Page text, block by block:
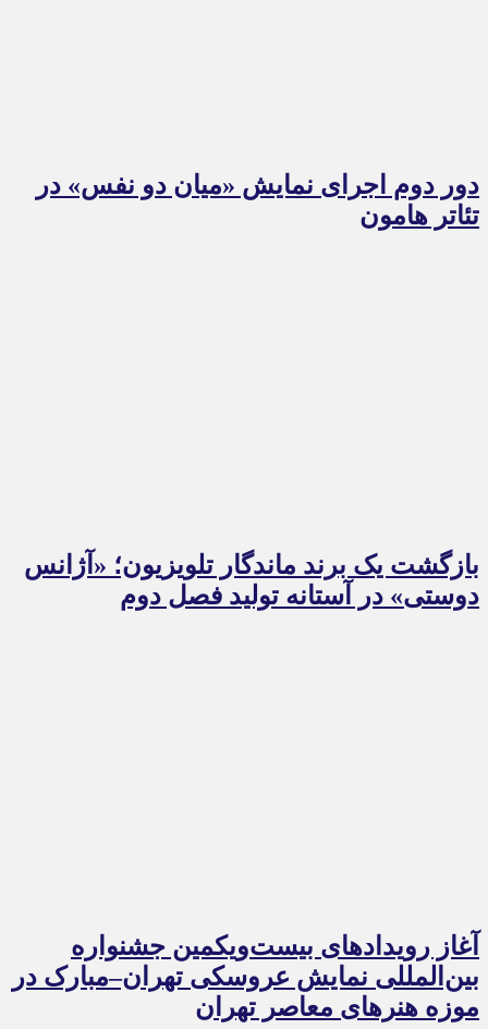
دور دوم اجرای نمایش «میان دو نفس» در
تئاتر هامون
بازگشت یک برند ماندگار تلویزیون؛ «آژانس
دوستی» در آستانه تولید فصل دوم
آغاز رویدادهای بیست‌ویکمین جشنواره
بین‌المللی نمایش عروسکی تهران–مبارک در
موزه هنرهای معاصر تهران